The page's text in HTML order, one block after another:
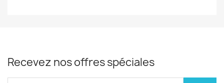
Recevez nos offres spéciales